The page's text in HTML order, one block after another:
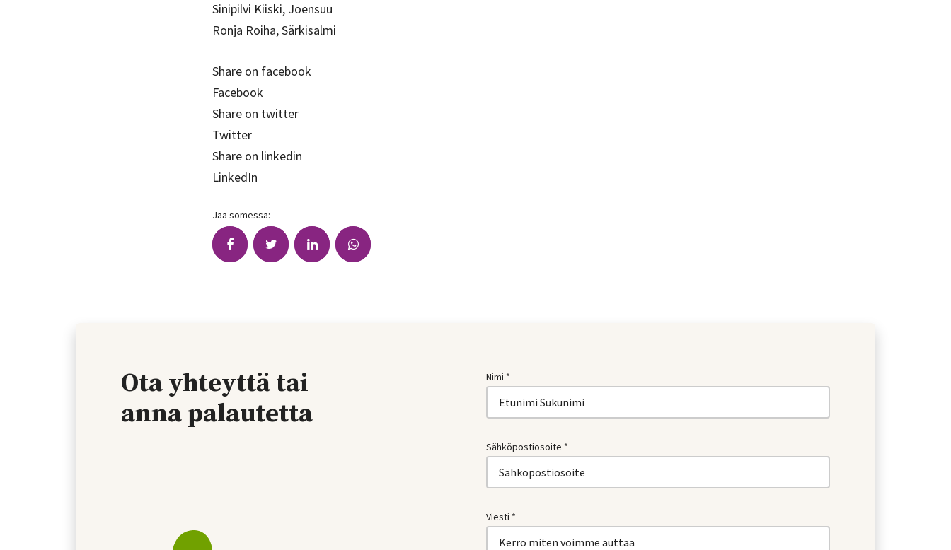
Sinipilvi Kiiski, Joensuu
Ronja Roiha, Särkisalmi
Share on facebook
Facebook
Share on twitter
Twitter
Share on linkedin
LinkedIn
Jaa somessa:
Ota yhteyttä tai
anna palautetta
Nimi *
Sähköpostiosoite *
Viesti *